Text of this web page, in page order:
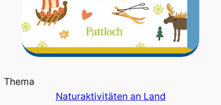
Thema
Naturaktivitäten an Land